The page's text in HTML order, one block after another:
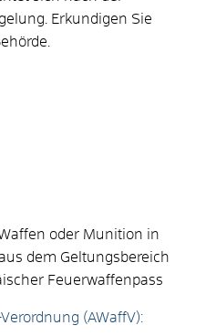
Erkundigen Sie
oder Munition in
dem Geltungsbereich
Feuerwaffenpass
(AWaffV):